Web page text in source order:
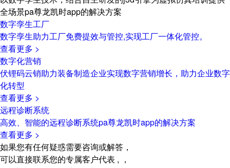
全场景pa尊龙凯时app的解决方案
数字孪生工厂
数字孪生助力工厂免费提效与管控,实现工厂一体化管控。
查看更多 >
数字化营销
伏锂码云销助力装备制造企业实现数字营销增长，助力企业数字
化转型
查看更多 >
远程诊断系统
高效、智能的远程诊断系统pa尊龙凯时app的解决方案
查看更多 >
如果您有任何疑惑需要咨询或解答，
可以直接联系您的专属客户代表 , ，